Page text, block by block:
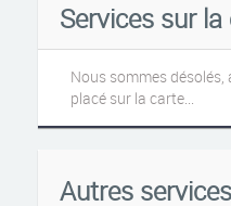
Services sur
Nous sommes
placé sur la carte...
Autres services